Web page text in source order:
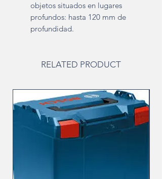
objetos situados en lugares
profundos: hasta 120 mm de
profundidad.
RELATED PRODUCT